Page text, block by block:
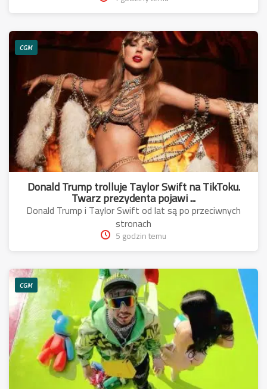
CGM
Donald Trump trolluje Taylor Swift na TikToku.
Twarz prezydenta pojawi ...
Donald Trump i Taylor Swift od lat są po przeciwnych
stronach
5 godzin temu
CGM